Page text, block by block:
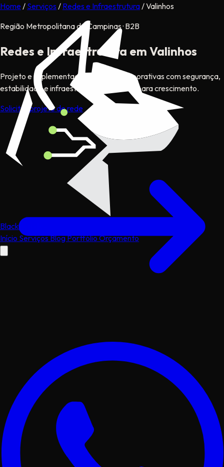
Blackdog
Início ServiçosBlogPortfólioOrçamento
Home/ Serviços / Redes e Infraestrutura/Valinhos
Região Metropolitana de Campinas · B2B
Redes e Infraestrutura em Valinhos
Projeto e implementação de redes corporativas com segurança,
estabilidade e infraestrutura preparada para crescimento.
Solicitar projeto de rede